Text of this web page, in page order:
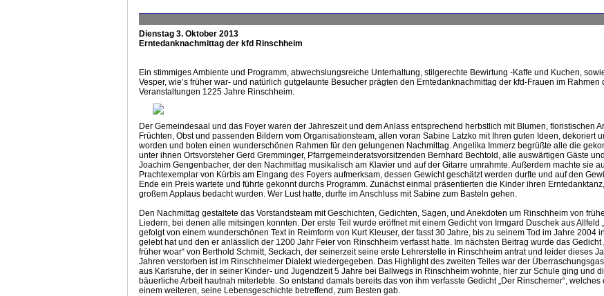
Dienstag 3. Oktober 2013
Erntedanknachmittag der kfd Rinschheim
Ein stimmiges Ambiente und Programm, abwechslungsreiche Unterhaltung, stilgerechte Bewirtung -Kaffe und Kuchen,
Vesper, wie’s früher war- und natürlich gutgelaunte Besucher prägten den Erntedanknachmittag der kfd-Frauen im Rahmen
Veranstaltungen 1225 Jahre Rinschheim.
Der Gemeindesaal und das Foyer waren der Jahreszeit und dem Anlass entsprechend herbstlich mit Blumen, floristischen
Früchten, Obst und passenden Bildern vom Organisationsteam, allen voran Sabine Latzko mit Ihren guten Ideen, dekoriert
worden und boten einen wunderschönen Rahmen für den gelungenen Nachmittag. Angelika Immerz begrüßte alle die
unter ihnen Ortsvorsteher Gerd Gremminger, Pfarrgemeinderatsvorsitzenden Bernhard Bechtold, alle auswärtigen Gäste
Joachim Gengenbacher, der den Nachmittag musikalisch am Klavier und auf der Gitarre umrahmte. Außerdem machte sie
Prachtexemplar von Kürbis am Eingang des Foyers aufmerksam, dessen Gewicht geschätzt werden durfte und auf den
Ende ein Preis wartete und führte gekonnt durchs Programm. Zunächst einmal präsentierten die Kinder ihren
großem Applaus bedacht wurden. Wer Lust hatte, durfte im Anschluss mit Sabine zum Basteln gehen.
Den Nachmittag gestaltete das Vorstandsteam mit Geschichten, Gedichten, Sagen, und Anekdoten um Rinschheim von
Liedern, bei denen alle mitsingen konnten. Der erste Teil wurde eröffnet mit einem Gedicht von Irmgard Duschek aus Allfeld
gefolgt von einem wunderschönen Text in Reimform von Kurt Kleuser, der fasst 30 Jahre, bis zu seinem Tod im Jahre 2004
gelebt hat und den er anlässlich der 1200 Jahr Feier von Rinschheim verfasst hatte. Im nächsten Beitrag wurde das Gedicht
früher woar“ von Berthold Schmitt, Seckach, der seinerzeit seine erste Lehrerstelle in Rinschheim antrat und leider dieses
Jahren verstorben ist im Rinschheimer Dialekt wiedergegeben. Das Highlight des zweiten Teiles war der
aus Karlsruhe, der in seiner Kinder- und Jugendzeit 5 Jahre bei Ballwegs in Rinschheim wohnte, hier zur Schule ging und
bäuerliche Arbeit hautnah miterlebte. So entstand damals bereits das von ihm verfasste Gedicht „Der Rinschemer“, welches
einem weiteren, seine Lebensgeschichte betreffend, zum Besten gab.